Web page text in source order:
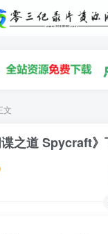
文
之道 Spycraft》